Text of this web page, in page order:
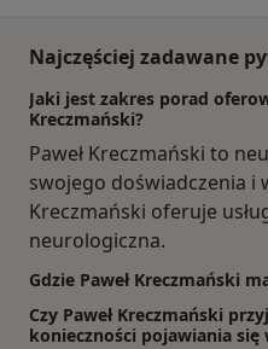
Najczęściej zadawane
Jaki jest zakres porad
Kreczmański?
Paweł Kreczmański to
swojego doświadczenia i
Kreczmański oferuje
neurologiczna.
Gdzie Paweł Kreczmański
Czy Paweł Kreczmański
konieczności pojawiania się